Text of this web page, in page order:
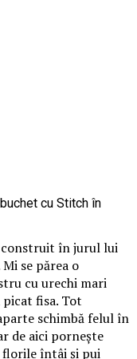
construit în jurul lui
se părea o
cu urechi mari
fisa. Tot
schimbă felul în
de aici pornește
florile întâi și pui